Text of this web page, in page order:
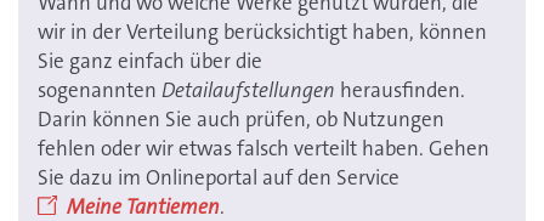
wir in der Verteilung berücksichtigt haben, können
Sie ganz einfach über die
sogenannten Detailaufstellungen herausfinden.
Darin können Sie auch prüfen, ob Nutzungen
fehlen oder wir etwas falsch verteilt haben. Gehen
Sie dazu im Onlineportal auf den Service
Meine Tantiemen.